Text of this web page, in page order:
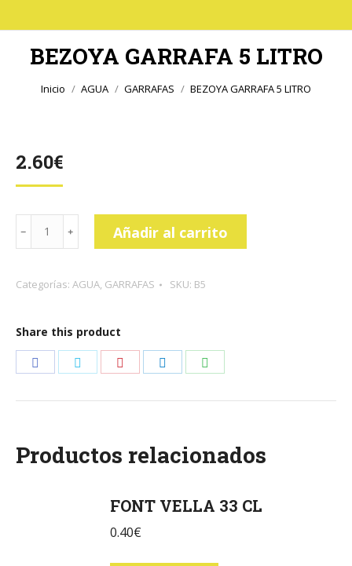
BEZOYA GARRAFA 5 LITRO
Estás aquí:
Inicio AGUA GARRAFAS BEZOYA GARRAFA 5 LITRO
2.60€
BEZOYA
GARRAFA
LITRO
Añadir al carrito
Categorías: AGUA, GARRAFAS SKU: B5
Share this product
Productos relacionados
FONT VELLA 33 CL
0.40€